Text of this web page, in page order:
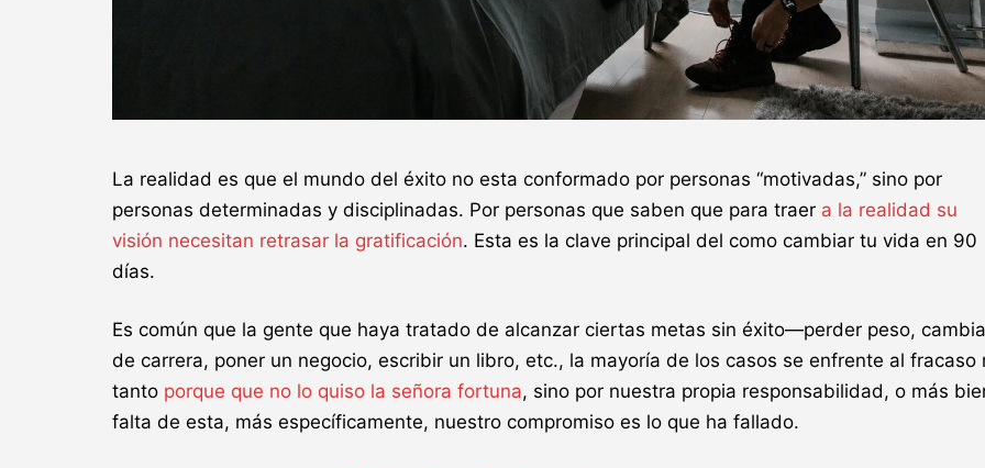
La realidad es que el mundo del éxito no esta conformado por personas “motivadas,” sino por
personas determinadas y disciplinadas. Por personas que saben que para traer a la realidad su
visión necesitan retrasar la gratificación. Esta es la clave principal del como cambiar tu vida en 90
días.
Es común que la gente que haya tratado de alcanzar ciertas metas sin éxito—perder peso,
de carrera, poner un negocio, escribir un libro, etc., la mayoría de los casos se enfrente al fracaso
tanto porque que no lo quiso la señora fortuna, sino por nuestra propia responsabilidad, o más
falta de esta, más específicamente, nuestro compromiso es lo que ha fallado.